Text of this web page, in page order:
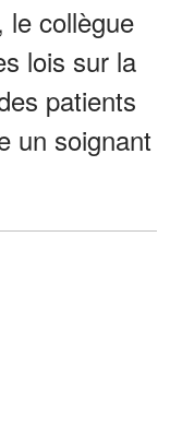
le collègue
lois sur la
patients
un soignant